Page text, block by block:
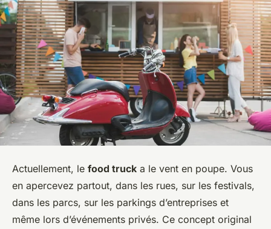
Actuellement, le food truck a le vent en poupe. Vous
en apercevez partout, dans les rues, sur les festivals,
dans les parcs, sur les parkings d’entreprises et
même lors d’événements privés. Ce concept original